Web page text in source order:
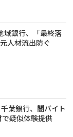
銀行、「最終落
人材流出防ぐ
葉銀行、闇バイト
疑似体験提供